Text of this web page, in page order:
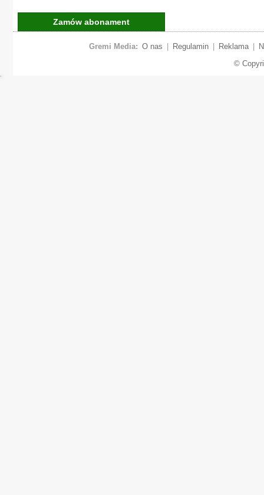
Zamów abonament
Gremi Media: O nas Regulamin Reklama
©